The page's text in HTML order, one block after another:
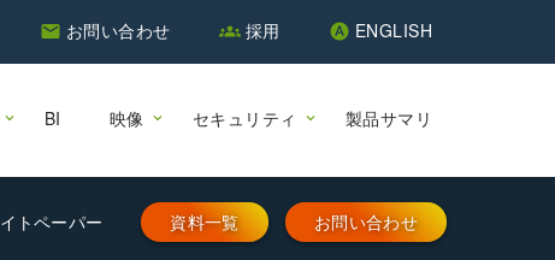
email お問い合わせ groups 採用 hdr_auto ENGLISH
BI 映像 セキュリティ 製品サマリ
資料一覧 お問い合わせ
トペーパー